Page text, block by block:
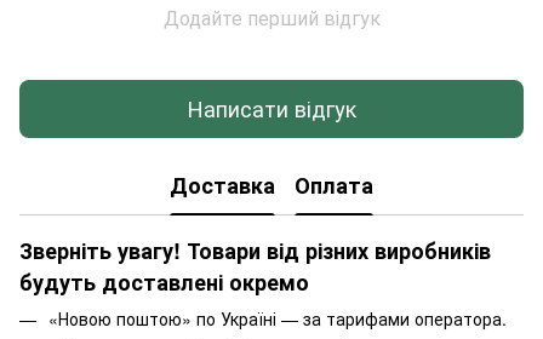
Додайте перший відгук
Написати відгук
Доставка Оплата
Зверніть увагу! Товари від різних виробників
будуть доставлені окремо
«Новою поштою» по Україні — за тарифами оператора.